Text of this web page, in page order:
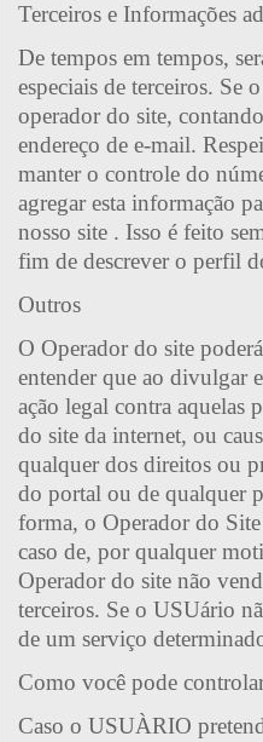
Terceiros e Informações
De tempos em tempos,
especiais de terceiros. Se
operador do site,
endereço de e-mail.
manter o controle do
agregar esta informação
nosso site . Isso é feito
fim de descrever o perfil
Outros
O Operador do site
entender que ao divulgar
ação legal contra aquelas
do site da internet, ou
qualquer dos direitos ou
do portal ou de qualquer
forma, o Operador do
caso de, por qualquer
Operador do site não
terceiros. Se o USUário
de um serviço
Como você pode
Caso o USUÀRIO